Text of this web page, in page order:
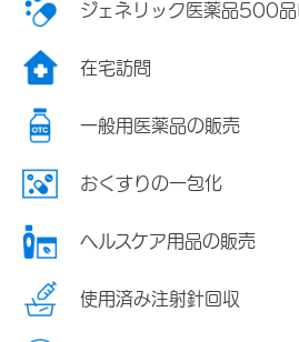
ジェネリック医薬品500品
在宅訪問
一般用医薬品の販売
おくすりの一包化
ヘルスケア用品の販売
使用済み注射針回収